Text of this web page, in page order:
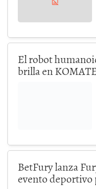
El robot
brilla en
BetFury lanza
evento deportivo